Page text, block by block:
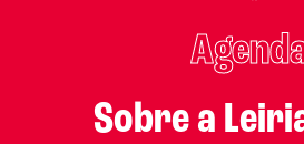
Sobre a